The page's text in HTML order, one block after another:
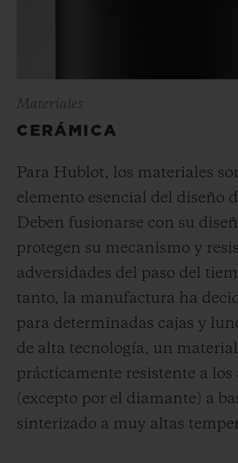
Materiales
CERÁMICA
Para Hublot, los materiales
elemento esencial del diseño
Deben fusionarse con su
protegen su mecanismo y
adversidades del paso del
tanto, la manufactura ha
para determinadas cajas y
de alta tecnología, un
prácticamente resistente a los
(excepto por el diamante) a
sinterizado a muy altas